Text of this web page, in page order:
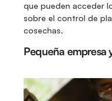
que pueden acceder
sobre el control de
cosechas.
Pequeña empresa